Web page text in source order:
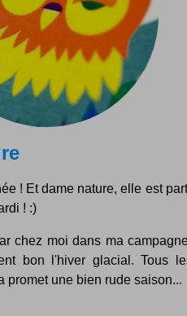
! Et dame nature, elle est
! :)
chez moi dans ma
bon l'hiver glacial. Tous
promet une bien rude saison...